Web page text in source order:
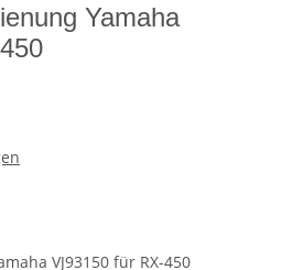
Yamaha
VJ93150 für RX-450